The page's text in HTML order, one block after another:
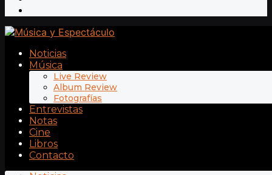
Noticias
Música
Live Review
Album Review
Fotografías
Entrevistas
Notas
Cine
Libros
Contacto